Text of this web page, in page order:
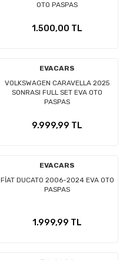
OTO PASPAS
1.500,00 TL
EVACARS
VOLKSWAGEN CARAVELLA 2025
SONRASI FULL SET EVA OTO
PASPAS
9.999,99 TL
EVACARS
FİAT DUCATO 2006-2024 EVA OTO
PASPAS
1.999,99 TL